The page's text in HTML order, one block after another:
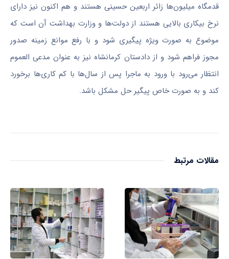
قدمگاه میلیون‌ها زائر اربعین حسینی هستند و هم اکنون نیز دارای
نرخ بیکاری بالایی هستند از دولت‌ها و وزارت بهداشت آن است که
موضوع به صورت ویژه پیگیری شود و با رفع موانع زمینه صدور
مجوز فراهم شود و از دادستان کرمانشاه نیز به عنوان مدعی العموم
انتظار می‌رود با ورود به ماجرا پس از سال‌ها با کم کاری‌ها برخورد
کند و به صورت خاص پیگیر حل مشکل باشد.
مقالات مرتبط